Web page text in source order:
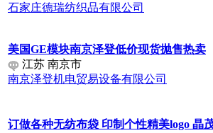
石家庄德瑞纺织品有限公司
美国GE模块南京泽登低价现货抛售热卖
江苏 南京市
南京泽登机电贸易设备有限公司
订做各种无纺布袋 印制个性精美logo 晶